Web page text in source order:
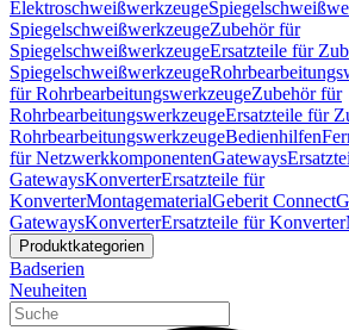
Elektroschweißwerkzeuge
SpiegelschweißwerkzeugeZubehör für
SpiegelschweißwerkzeugeErsatzteile für
Spiegelschweißwerkzeuge
für RohrbearbeitungswerkzeugeZubehör für
RohrbearbeitungswerkzeugeErsatzteile für
RohrbearbeitungswerkzeugeBedienhilfen
für NetzwerkkomponentenGateways
GatewaysKonverterErsatzteile für
KonverterMontagematerialGeberit Connect
GatewaysKonverterErsatzteile für Konverter
Produktkategorien
Badserien
Neuheiten